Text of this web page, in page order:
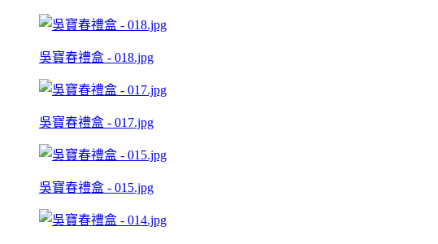
吳寶春禮盒 - 018.jpg
吳寶春禮盒 - 017.jpg
吳寶春禮盒 - 015.jpg